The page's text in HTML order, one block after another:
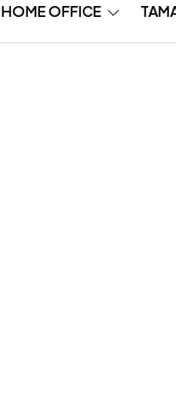
HOME OFFICE